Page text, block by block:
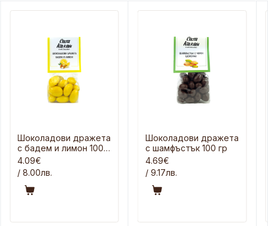
Шоколадови дражета
с бадем и лимон 100
гр
4.09€
/ 8.00лв.
Шоколадови дражета
с шамфъстък 100 гр
4.69€
/ 9.17лв.